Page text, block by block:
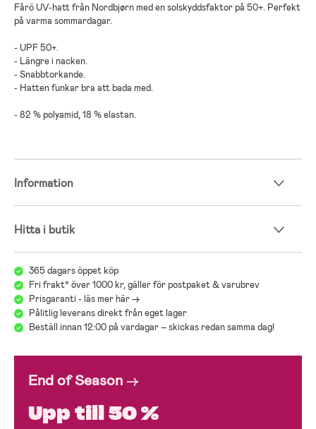
Fårö UV-hatt från Nordbjørn med en solskyddsfaktor på 50+. Perfekt
på varma sommardagar.
- UPF 50+.
- Längre i nacken.
- Snabbtorkande.
- Hatten funkar bra att bada med.
- 82 % polyamid, 18 % elastan.
Information
Hitta i butik
365 dagars öppet köp
Fri frakt* över 1000 kr, gäller för postpaket & varubrev
Prisgaranti - läs mer här ->
Pålitlig leverans direkt från eget lager
Beställ innan 12:00 på vardagar – skickas redan samma dag!
End of Season→
Upp till 50 %